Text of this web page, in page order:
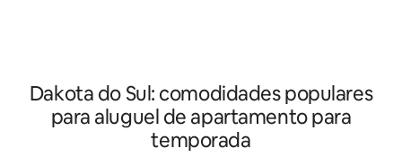
seis pessoas! As
pátio privativo,
pack-and-play,
comodidades e
Dakota do Sul: comodidades populares
para aluguel de apartamento para
temporada